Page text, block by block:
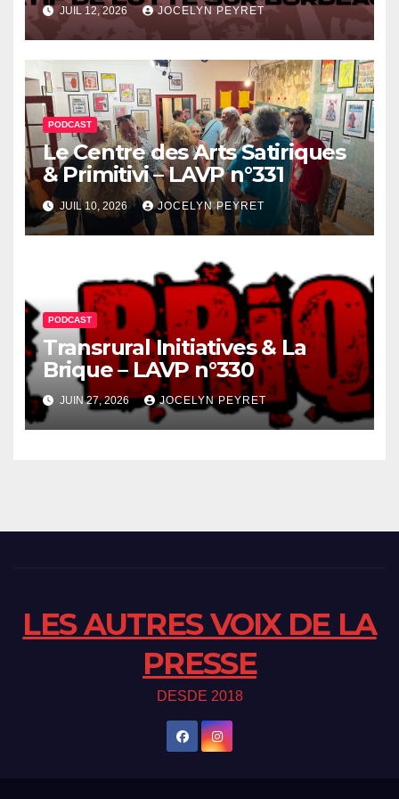
JUIL 12, 2026 JOCELYN PEYRET
PODCAST
Le Centre des Arts Satiriques
& Primitivi – LAVP n°331
JUIL 10, 2026 JOCELYN PEYRET
PODCAST
Transrural Initiatives & La
Brique – LAVP n°330
JUIN 27, 2026 JOCELYN PEYRET
LES AUTRES VOIX DE LA
PRESSE
DESDE 2018